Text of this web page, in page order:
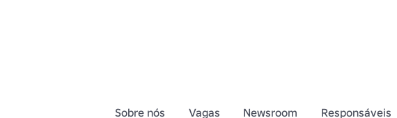
Sobre nós Vagas Newsroom Responsáveis